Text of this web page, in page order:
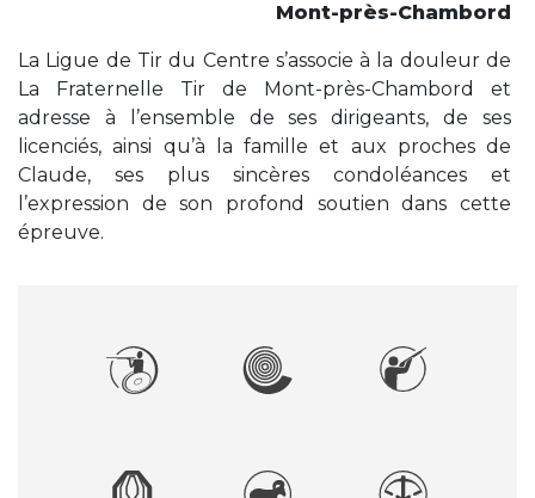
Mont-près-Chambord
La Ligue de Tir du Centre s’associe à la douleur de
La Fraternelle Tir de Mont-près-Chambord et
adresse à l’ensemble de ses dirigeants, de ses
licenciés, ainsi qu’à la famille et aux proches de
Claude, ses plus sincères condoléances et
l’expression de son profond soutien dans cette
épreuve.